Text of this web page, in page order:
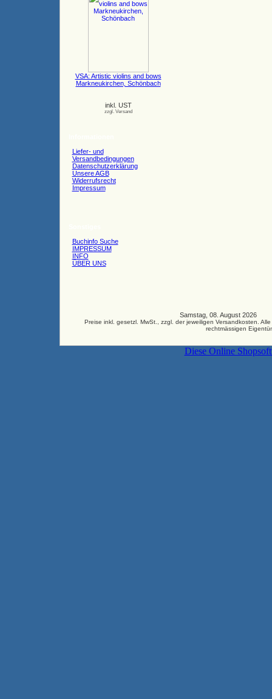
VSA: Artistic violins and bows
Markneukirchen, Schönbach
inkl. UST
zzgl. Versand
Liefer- und
Versandbedingungen
Datenschutzerklärung
Unsere AGB
Widerrufsrecht
Impressum
Buchinfo Suche
IMPRESSUM
INFO
ÜBER UNS
Samstag, 08. August 2026
Preise inkl. gesetzl. MwSt., zzgl. der jeweiligen Versandkosten.
rechtmässigen
Diese Online